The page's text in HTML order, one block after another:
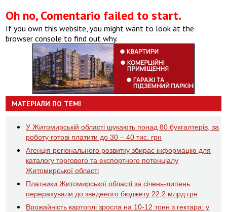
Oh no, Comentario failed to start.
If you own this website, you might want to look at the
browser console to find out why.
МАТЕРІАЛИ ПО ТЕМІ
У Житомирській області шукають понад 80 бухгалтерів, за
роботу готові платити до 30 – 40 тис. грн
Агенція регіонального розвитку збирає інформацію для
каталогу торгового та експортного потенціалу
Житомирської області
Платники Житомирської області за січень-липень
перерахували до зведеного бюджету 22,2 млрд грн
Врожайність картоплі зросла на 10-12 тонн з гектара: у